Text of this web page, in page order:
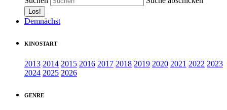
Demnächst
KINOSTART
2013 2014 2015 2016 2017 2018 2019 2020 2021 2022 2023
2024 2025 2026
GENRE